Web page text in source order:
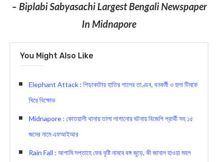
– Biplabi Sabyasachi Largest Bengali Newspaper
In Midnapore
You Might Also Like
Elephant Attack : পিড়াকাটায় হাতির পালের তাণ্ডব, বনকর্মী ও হুলা টিমকে
ঘিরে বিক্ষোভ
Midnapore : কোতয়ালী থানায় তালা লাগানোর ঘটনায় বিজেপি প্রার্থী সহ ১৫
জনের নামে এফআইআর
Rain Fall : আগামি সপ্তাহে ফের বৃষ্টি নামবে বঙ্গ জুড়ে, কী জানাল হাওয়া মহল